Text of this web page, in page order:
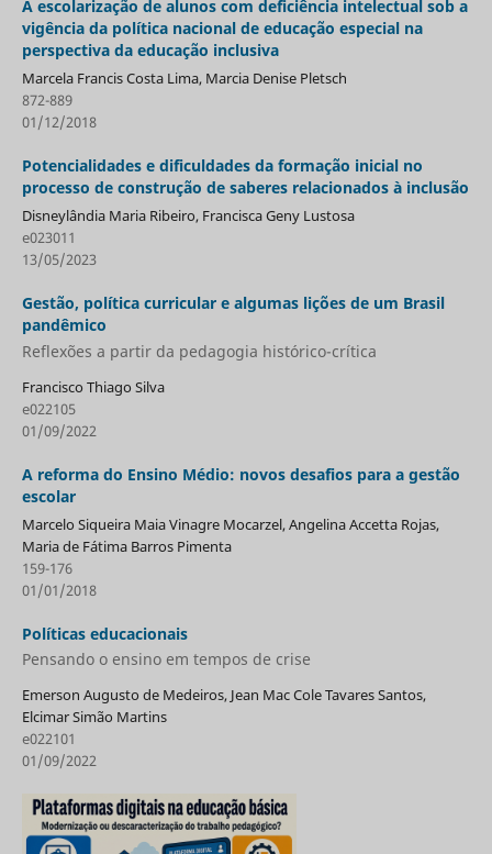
A escolarização de alunos com deficiência intelectual sob a
vigência da política nacional de educação especial na
perspectiva da educação inclusiva
Marcela Francis Costa Lima, Marcia Denise Pletsch
872-889
01/12/2018
Potencialidades e dificuldades da formação inicial no
processo de construção de saberes relacionados à inclusão
Disneylândia Maria Ribeiro, Francisca Geny Lustosa
e023011
13/05/2023
Gestão, política curricular e algumas lições de um Brasil
pandêmico
Reflexões a partir da pedagogia histórico-crítica
Francisco Thiago Silva
e022105
01/09/2022
A reforma do Ensino Médio: novos desafios para a gestão
escolar
Marcelo Siqueira Maia Vinagre Mocarzel, Angelina Accetta Rojas,
Maria de Fátima Barros Pimenta
159-176
01/01/2018
Políticas educacionais
Pensando o ensino em tempos de crise
Emerson Augusto de Medeiros, Jean Mac Cole Tavares Santos,
Elcimar Simão Martins
e022101
01/09/2022